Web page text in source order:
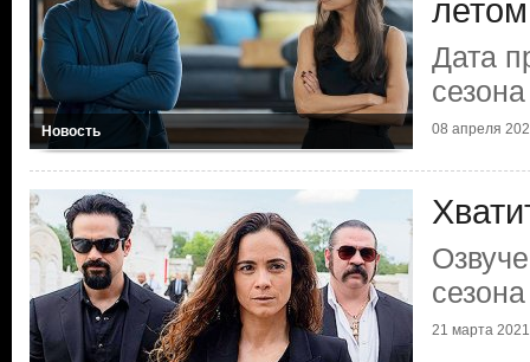
Новость
летом
Дата
08 апреля
21 марта 2021